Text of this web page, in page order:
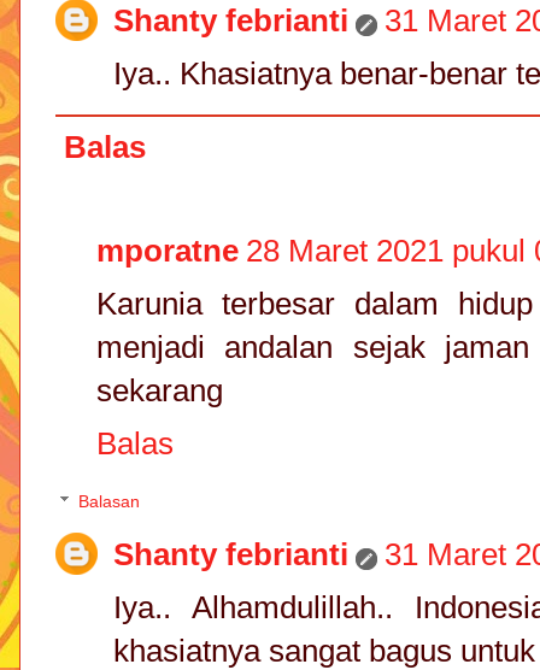
Shanty febrianti
31 Maret
Iya.. Khasiatnya benar-benar
Balas
mporatne 28 Maret 2021 pukul
Karunia terbesar dalam
menjadi andalan sejak
sekarang
Balas
Balasan
Shanty febrianti
31 Maret
Iya.. Alhamdulillah..
khasiatnya sangat bagus